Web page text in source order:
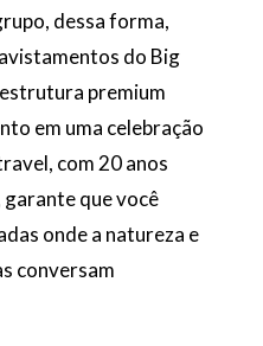
dessa forma,
do Big
premium
em uma celebração
com 20 anos
que você
onde a natureza e
conversam